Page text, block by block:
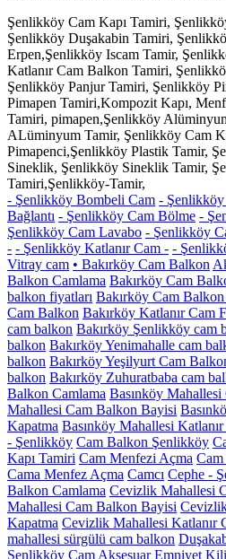
Şenlikköy Cam Kapı Tamiri,
Şenlikköy Duşakabin Tamiri,
Erpen,Şenlikköy Iscam Tamir,
Katlanır Cam Balkon Tamiri,
Şenlikköy Panjur Tamiri, Şenlikköy
Pimapen Tamiri,Kompozit Kapı,
Tamiri, pimapen,Şenlikköy
ALüminyum Tamir, Şenlikköy Cam
Pimapenci,Şenlikköy Plastik Tamir,
Sineklik, Şenlikköy Sineklik Tamir,
Tamiri,Şenlikköy-Tamir,
- Şenlikköy Bombeli Cam -
Bağlantı - Şenlikköy Cam Bölme -
Şenlikköy Cam Lavabo - Şenlikköy
- - Şenlikköy Katlanır Cam - -
Vitray cam • Bakırköy Cam Balkon
Balkon Camlama Bakırköy Cam
balkon fiyatları Bakırköy Cam
Cam Balkon Bakırköy Katlanır Cam
cam balkon Bakırköy Şenlikköy cam
balkon Bakırköy Yenimahalle cam
balkon Bakırköy Yeşilyurt Cam
balkon Bakırköy Zuhuratbaba cam
Balkon Camlama Basınköy
Mahallesi Cam Balkon Bayisi
Kapatma Basınköy Mahallesi
- Şenlikköy Cam Balkon Şenlikköy
Kapı Tamiri Cam Menfezi Açma
Cama Menfez Açma Camcı Cephe -
Balkon Camlama Cevizlik Mahallesi
Mahallesi Cam Balkon Bayisi
Kapatma Cevizlik Mahallesi Katlanır
mahallesi sürgülü cam balkon
Şenlikköy Cam Aksesuar Emniyet